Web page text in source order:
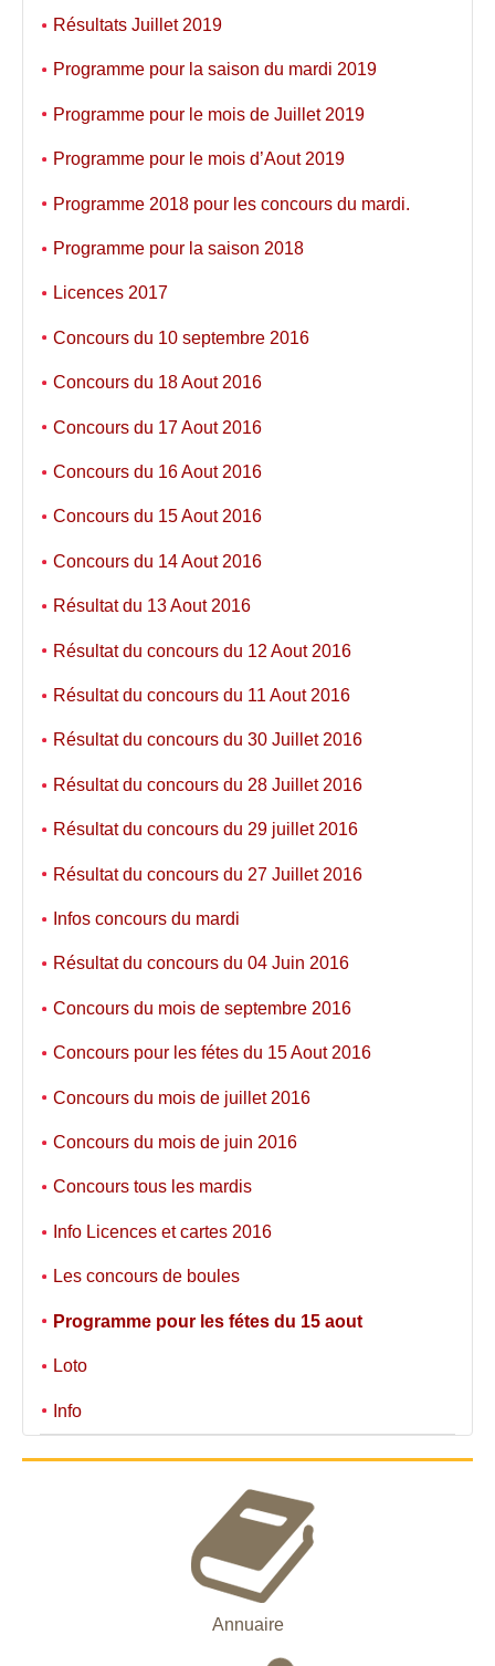
Résultats Juillet 2019
Programme pour la saison du mardi 2019
Programme pour le mois de Juillet 2019
Programme pour le mois d’Aout 2019
Programme 2018 pour les concours du mardi.
Programme pour la saison 2018
Licences 2017
Concours du 10 septembre 2016
Concours du 18 Aout 2016
Concours du 17 Aout 2016
Concours du 16 Aout 2016
Concours du 15 Aout 2016
Concours du 14 Aout 2016
Résultat du 13 Aout 2016
Résultat du concours du 12 Aout 2016
Résultat du concours du 11 Aout 2016
Résultat du concours du 30 Juillet 2016
Résultat du concours du 28 Juillet 2016
Résultat du concours du 29 juillet 2016
Résultat du concours du 27 Juillet 2016
Infos concours du mardi
Résultat du concours du 04 Juin 2016
Concours du mois de septembre 2016
Concours pour les fétes du 15 Aout 2016
Concours du mois de juillet 2016
Concours du mois de juin 2016
Concours tous les mardis
Info Licences et cartes 2016
Les concours de boules
Programme pour les fétes du 15 aout
Loto
Info
Annuaire